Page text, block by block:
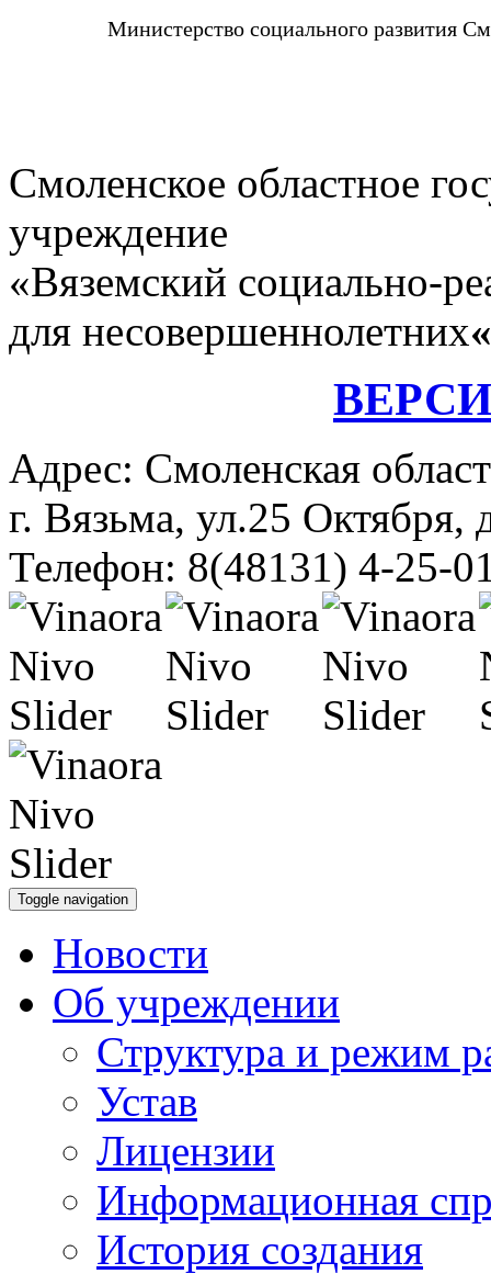
Министерство социального развития
Смоленское областное
учреждение
«Вяземский социально-
для несовершеннолетних
Адрес: Смоленская
г. Вязьма, ул.25 Октября,
Телефон: 8(48131) 4-25-
Toggle navigation
Новости
Об учреждении
Структура и режим
Устав
Лицензии
Информационная
История создания